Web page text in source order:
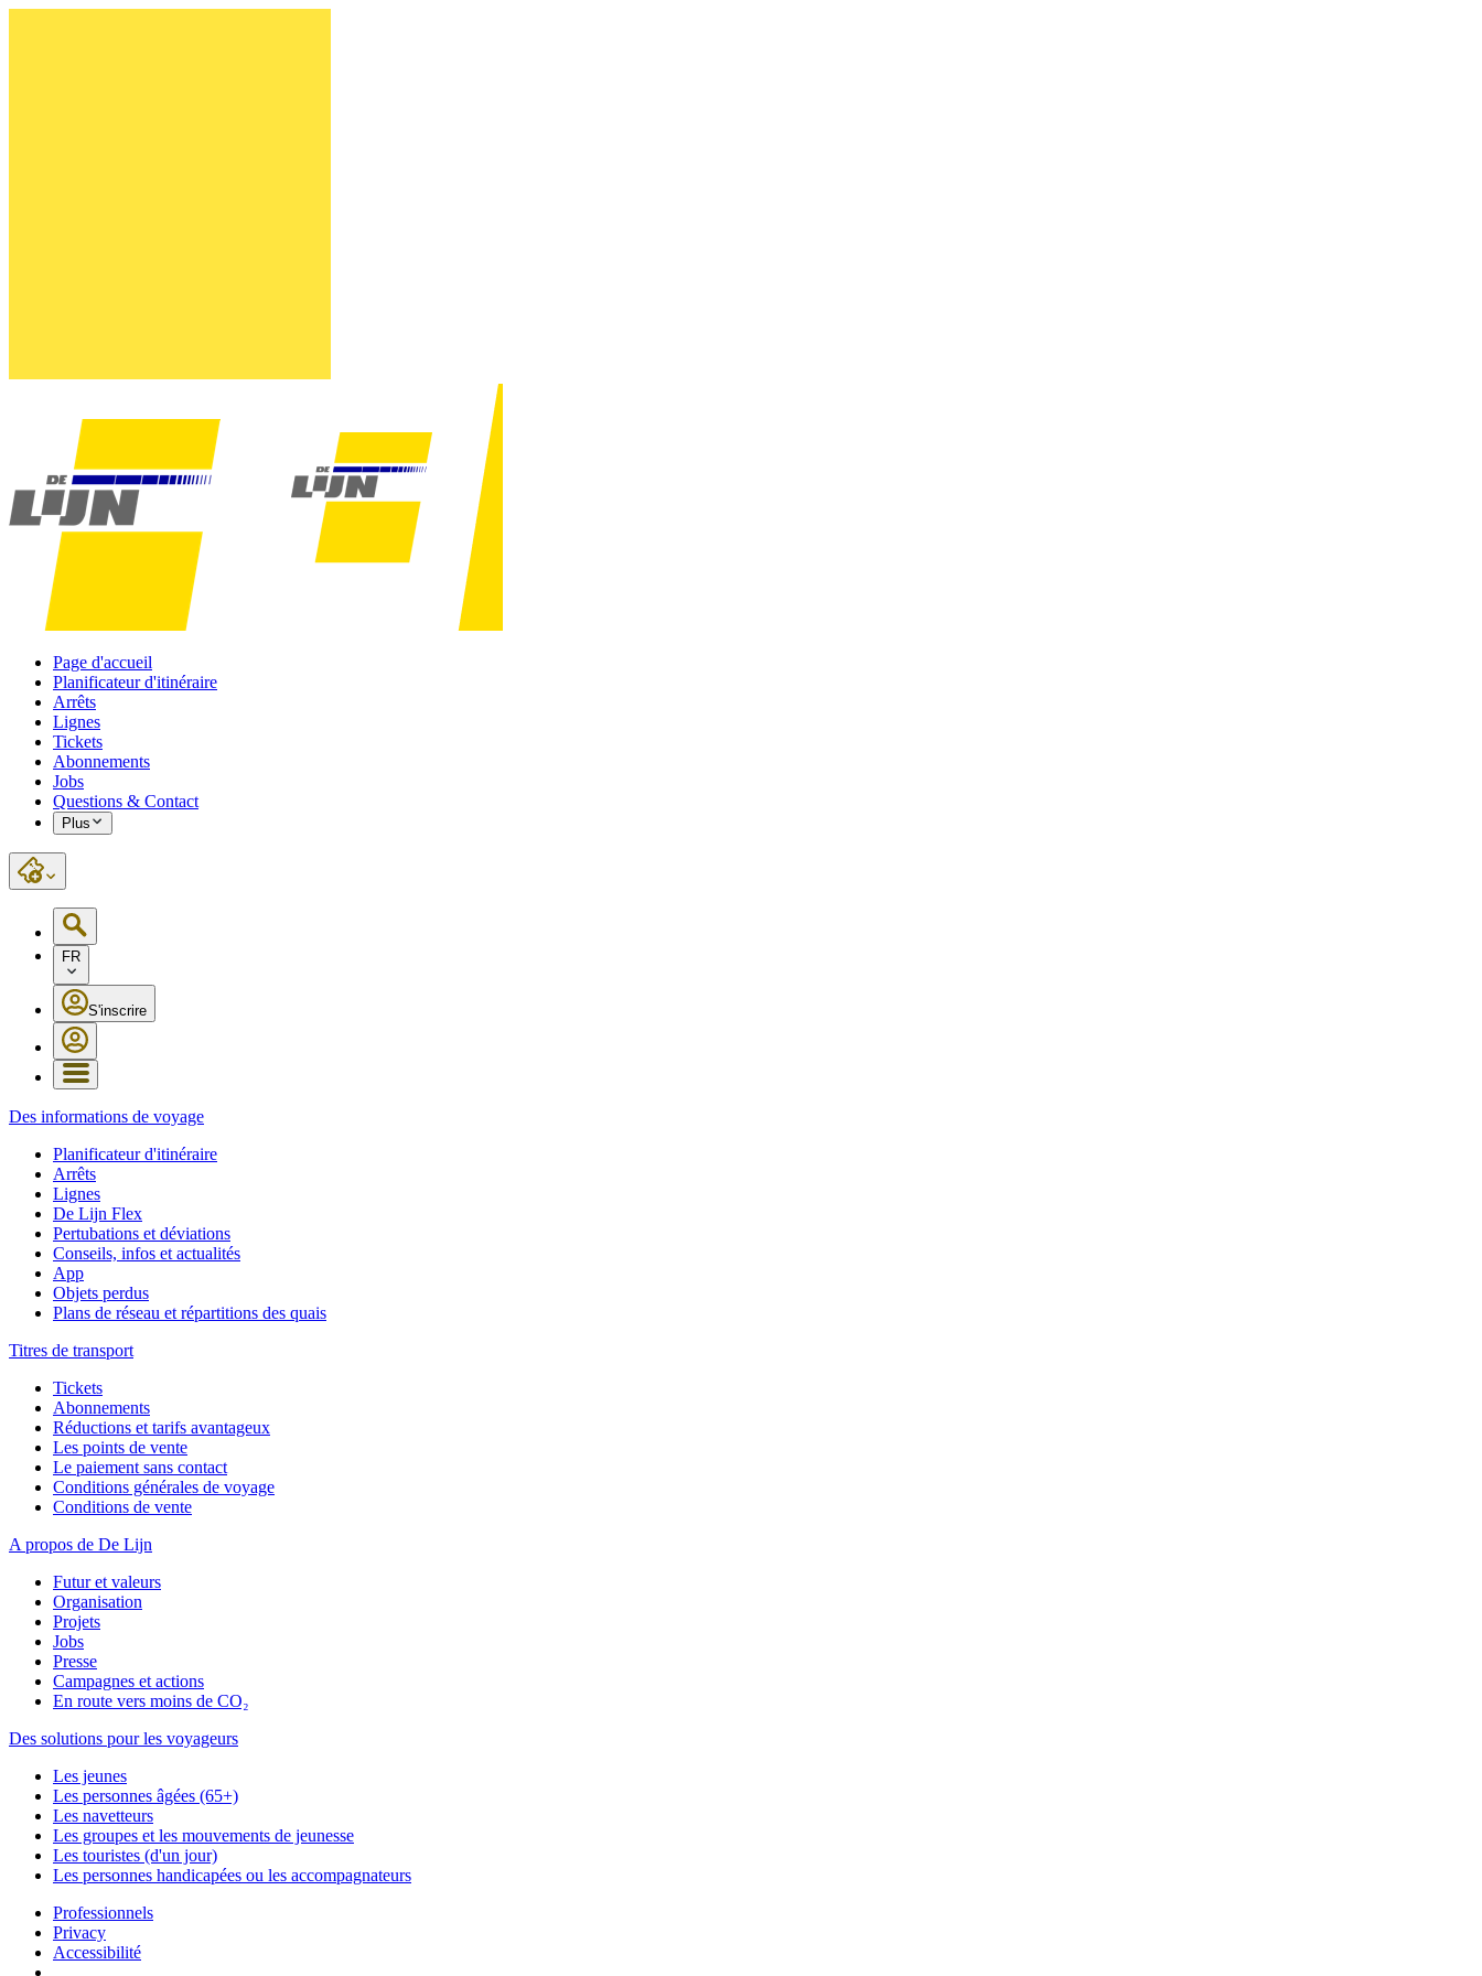
Page d'accueil
Planificateur d'itinéraire
Arrêts
Lignes
Tickets
Abonnements
Jobs
Questions & Contact
Plus
FR
S'inscrire
Des informations de voyage
Planificateur d'itinéraire
Arrêts
Lignes
De Lijn Flex
Pertubations et déviations
Conseils, infos et actualités
App
Objets perdus
Plans de réseau et répartitions des quais
Titres de transport
Tickets
Abonnements
Réductions et tarifs avantageux
Les points de vente
Le paiement sans contact
Conditions générales de voyage
Conditions de vente
A propos de De Lijn
Futur et valeurs
Organisation
Projets
Jobs
Presse
Campagnes et actions
En route vers moins de CO₂
Des solutions pour les voyageurs
Les jeunes
Les personnes âgées (65+)
Les navetteurs
Les groupes et les mouvements de jeunesse
Les touristes (d'un jour)
Les personnes handicapées ou les accompagnateurs
Professionnels
Privacy
Accessibilité